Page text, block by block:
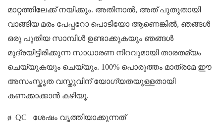
മാറ്റത്തിലേക്ക് നയിക്കും. അതിനാൽ, അത് പുതുതായി
വാങ്ങിയ മരം പേപ്പറോ പൊടിയോ ആണെങ്കിൽ, ഞങ്ങൾ
ഒരു പുതിയ സാമ്പിൾ ഉണ്ടാക്കുകയും ഞങ്ങൾ
മുദ്രയിട്ടിരിക്കുന്ന സാധാരണ നിറവുമായി താരതമ്യം
ചെയ്യുകയും ചെയ്യും. 100% പൊരുത്തം മാത്രമേ ഈ
അസംസ്കൃത വസ്തുവിന് യോഗ്യതയുള്ളതായി
കണക്കാക്കാൻ കഴിയൂ.
ø QC ശേഷം വൃത്തിയാക്കുന്നത്